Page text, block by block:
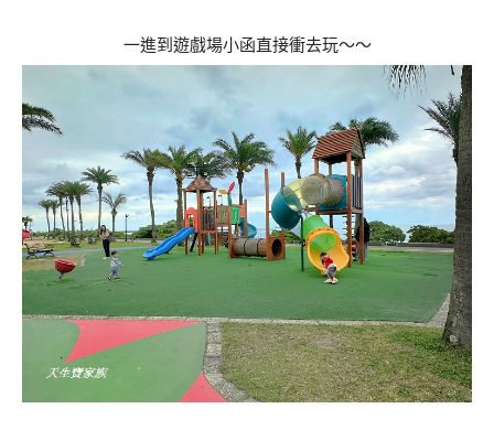
一進到遊戲場小函直接衝去玩～～